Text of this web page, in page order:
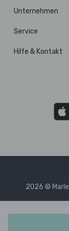
Unternehmen
Service
Hilfe & Kontakt
2026 ©